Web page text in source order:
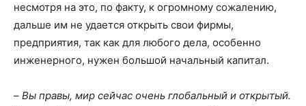
несмотря на это, по факту, к огромному сожалению,
дальше им не удается открыть свои фирмы,
предприятия, так как для любого дела, особенно
инженерного, нужен большой начальный капитал.
– Вы правы, мир сейчас очень глобальный и открытый.